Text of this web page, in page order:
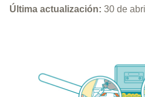
Última actualización: 30 de